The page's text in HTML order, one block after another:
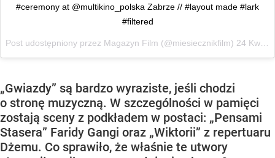
#ceremony at @multikino_polska Zabrze // #layout made #lark
#filtered
Post udostępniony przez Magazyn Film (@miesiecznikfilm) 24 Kwi, 2017 o 2:17 PDT
„Gwiazdy” są bardzo wyraziste, jeśli chodzi
o stronę muzyczną. W szczególności w pamięci
zostają sceny z podkładem w postaci: „Pensami
Stasera” Faridy Gangi oraz „Wiktorii” z repertuaru
Dżemu. Co sprawiło, że właśnie te utwory